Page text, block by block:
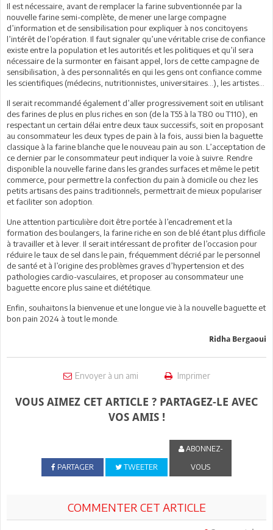
Il est nécessaire, avant de remplacer la farine subventionnée par la
nouvelle farine semi-complète, de mener une large compagne
d’information et de sensibilisation pour expliquer à nos concitoyens
l’intérêt de l’opération. Il faut signaler qu’une véritable crise de confiance
existe entre la population et les autorités et les politiques et qu’il sera
nécessaire de la surmonter en faisant appel, lors de cette campagne de
sensibilisation, à des personnalités en qui les gens ont confiance comme
les scientifiques (médecins, nutritionnistes, universitaires…), les artistes...
Il serait recommandé également d’aller progressivement soit en utilisant
des farines de plus en plus riches en son (de la T55 à la T80 ou T110), en
respectant un certain délai entre deux taux successifs, soit en proposant
au consommateur les deux types de pain à la fois, aussi bien la baguette
classique à la farine blanche que le nouveau pain au son. L’acceptation de
ce dernier par le consommateur peut indiquer la voie à suivre. Rendre
disponible la nouvelle farine dans les grandes surfaces et même le petit
commerce, pour permettre la confection du pain à domicile ou chez les
petits artisans des pains traditionnels, permettrait de mieux populariser
et faciliter son adoption.
Une attention particulière doit être portée à l’encadrement et la
formation des boulangers, la farine riche en son de blé étant plus difficile
à travailler et à lever. Il serait intéressant de profiter de l’occasion pour
réduire le taux de sel dans le pain, fréquemment décrié par le personnel
de santé et à l’origine des problèmes graves d’hypertension et des
pathologies cardio-vasculaires, et proposer au consommateur une
baguette encore plus saine et diététique.
Enfin, souhaitons la bienvenue et une longue vie à la nouvelle baguette et
bon pain 2024 à tout le monde.
Ridha Bergaoui
Envoyer à un ami Imprimer
VOUS AIMEZ CET ARTICLE ? PARTAGEZ-LE AVEC
VOS AMIS !
PARTAGER TWEETER
ABONNEZ-
VOUS
COMMENTER CET ARTICLE